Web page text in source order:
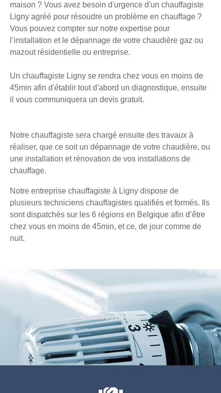
maison ? Vous avez besoin d'urgence d'un chauffagiste
Ligny agréé pour résoudre un problème en chauffage ?
Vous pouvez compter sur notre expertise pour
l’installation et le dépannage de votre chaudière gaz ou
mazout résidentielle ou entreprise.
Un chauffagiste Ligny se rendra chez vous en moins de
45min afin d'établir tout d'abord un diagnostique, ensuite
il vous communiquera un devis gratuit.
Notre chauffagiste sera chargé ensuite des travaux à
réaliser, que ce soit un dépannage de votre chaudière, ou
une installation et rénovation de vos installations de
chauffage.
Notre entreprise chauffagiste à Ligny dispose de
plusieurs techniciens chauffagistes qualifiés et formés. Ils
sont dispatchés sur les 6 régions en Belgique afin d’être
chez vous en moins de 45min, et ce, de jour comme de
nuit.
Chauffage agréé